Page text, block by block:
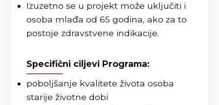
Izuzetno se u projekt može uključiti i
osoba mlađa od 65 godina, ako za to
postoje zdravstvene indikacije.
Specifični ciljevi Programa:
poboljšanje kvalitete života osoba
starije životne dobi